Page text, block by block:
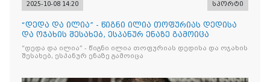
2025-10-08 14:20 სპორტი
“დედა და ილია” - წიგნი ილია თოფურიას დედისა
და ოჯახის შესახებ, ესპანურ ენაზე გამოიცა
“დედა და ილია” - წიგნი ილია თოფურიას დედისა და ოჯახის
შესახებ, ესპანურ ენაზე გამოიცა